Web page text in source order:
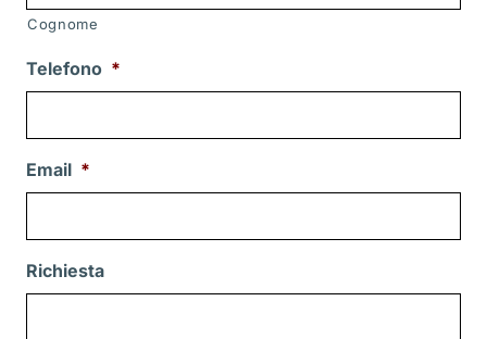
Cognome
Telefono *
Email *
Richiesta